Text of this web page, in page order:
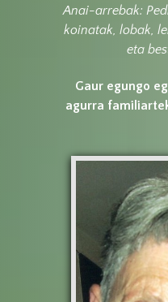
Anai-arrebak:
koinatak, lobak,
eta
Gaur egungo
agurra